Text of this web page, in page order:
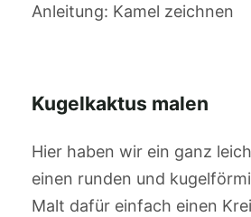
Anleitung: Kamel zeichnen
Kugelkaktus malen
Hier haben wir ein ganz
einen runden und
Malt dafür einfach einen